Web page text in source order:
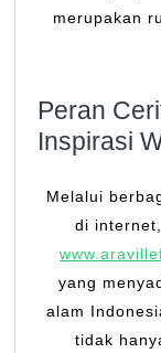
merupakan
Peran
Inspirasi
Melalui
di
yang
alam
tidak